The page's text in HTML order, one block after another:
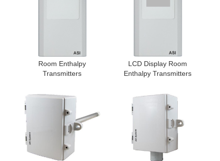
Room Enthalpy
Transmitters
LCD Display Room
Enthalpy Transmitters